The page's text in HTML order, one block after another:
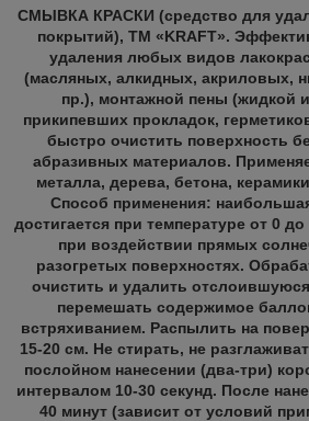
СМЫВКА КРАСКИ (средство для
покрытий), ТМ «KRAFT».
удаления любых видов
(масляных, алкидных, акриловых,
пр.), монтажной пены (жидкой
прикипевших прокладок,
быстро очистить поверхность
абразивных материалов.
металла, дерева, бетона,
Способ применения:
достигается при температуре от 0
при воздействии прямых
разогретых поверхностях.
очистить и удалить
перемешать содержимое
встряхиванием. Распылить на
15-20 см. Не стирать, не
послойном нанесении (два-три)
интервалом 10-30 секунд. После
40 минут (зависит от условий